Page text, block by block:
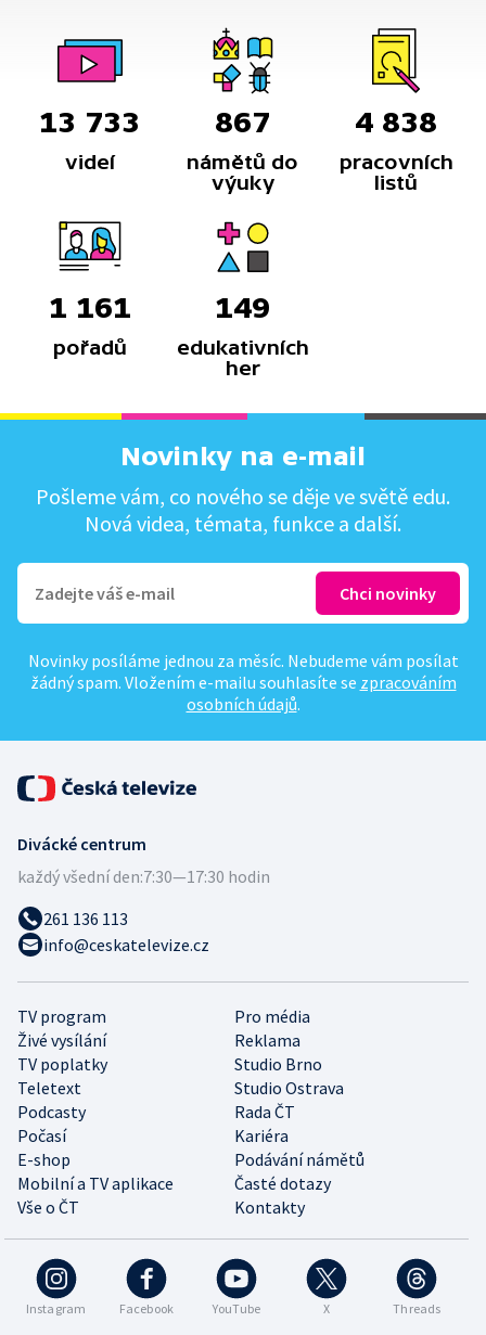
13 733
videí
867
námětů do
výuky
4 838
pracovních
listů
1 161
pořadů
149
edukativních
her
Novinky na e-mail
Pošleme vám, co nového se děje ve světě edu.
Nová videa, témata, funkce a další.
Novinky posíláme jednou za měsíc. Nebudeme vám posílat
žádný spam. Vložením e-mailu souhlasíte se zpracováním
osobních údajů.